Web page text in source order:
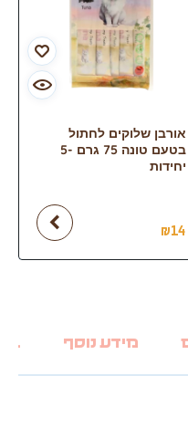
אורבן שלוקים לחתול
בטעם טונה 75 גרם -5
יחידות
₪14
מידע נוסף